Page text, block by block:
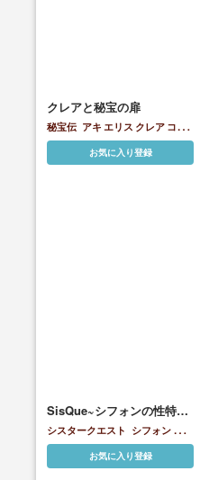
クレアと秘宝の扉
秘宝伝 アキ エリス クレア コレ
ットシャーリーシャロンヒルダ
リリィ
レオナ
お気に入り登録
SisQue~シフォンの性特訓
~
シスタークエスト シフォン ステ
ラリリィ
お気に入り登録